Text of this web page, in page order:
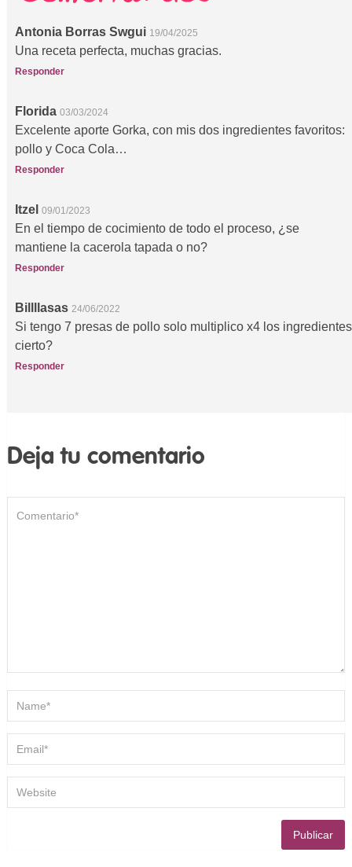
Antonia Borras Swgui 19/04/2025
Una receta perfecta, muchas gracias.
Responder
Florida 03/03/2024
Excelente aporte Gorka, con mis dos ingredientes favoritos:
pollo y Coca Cola…
Responder
Itzel 09/01/2023
En el tiempo de cocimiento de todo el proceso, ¿se
mantiene la cacerola tapada o no?
Responder
Billllasas 24/06/2022
Si tengo 7 presas de pollo solo multiplico x4 los ingredientes
cierto?
Responder
Deja tu comentario